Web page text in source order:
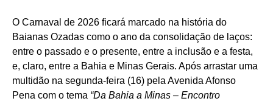
O Carnaval de 2026 ficará marcado na história do
Baianas Ozadas como o ano da consolidação de laços:
entre o passado e o presente, entre a inclusão e a festa,
e, claro, entre a Bahia e Minas Gerais. Após arrastar uma
multidão na segunda-feira (16) pela Avenida Afonso
Pena com o tema “Da Bahia a Minas – Encontro